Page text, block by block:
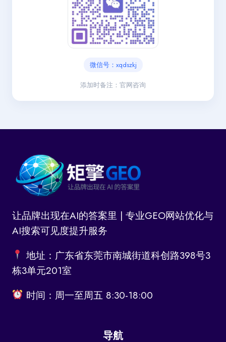
微信号：xqdszkj
添加时备注：官网咨询
让品牌出现在AI的答案里 | 专业GEO网站优化与
AI搜索可见度提升服务
地址：广东省东莞市南城街道科创路398号3
栋3单元201室
时间：周一至周五 8:30-18:00
导航